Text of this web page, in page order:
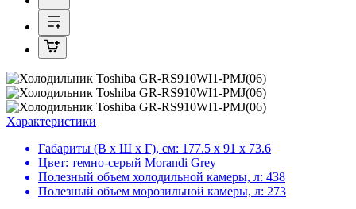
Характеристики
Габариты (В х Ш х Г), см: 177.5 х 91 х 73.6
Цвет: темно-серый Morandi Grey
Полезный объем холодильной камеры, л: 438
Полезный объем морозильной камеры, л: 273